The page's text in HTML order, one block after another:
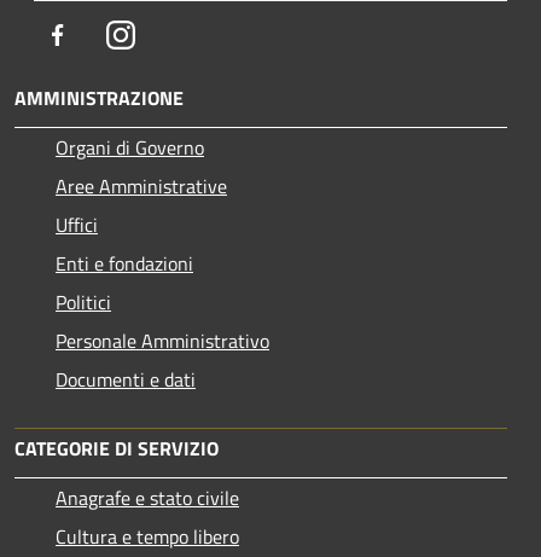
FacebookInstagram
AMMINISTRAZIONE
Organi di Governo
Aree Amministrative
Uffici
Enti e fondazioni
Politici
Personale Amministrativo
Documenti e dati
CATEGORIE DI SERVIZIO
Anagrafe e stato civile
Cultura e tempo libero